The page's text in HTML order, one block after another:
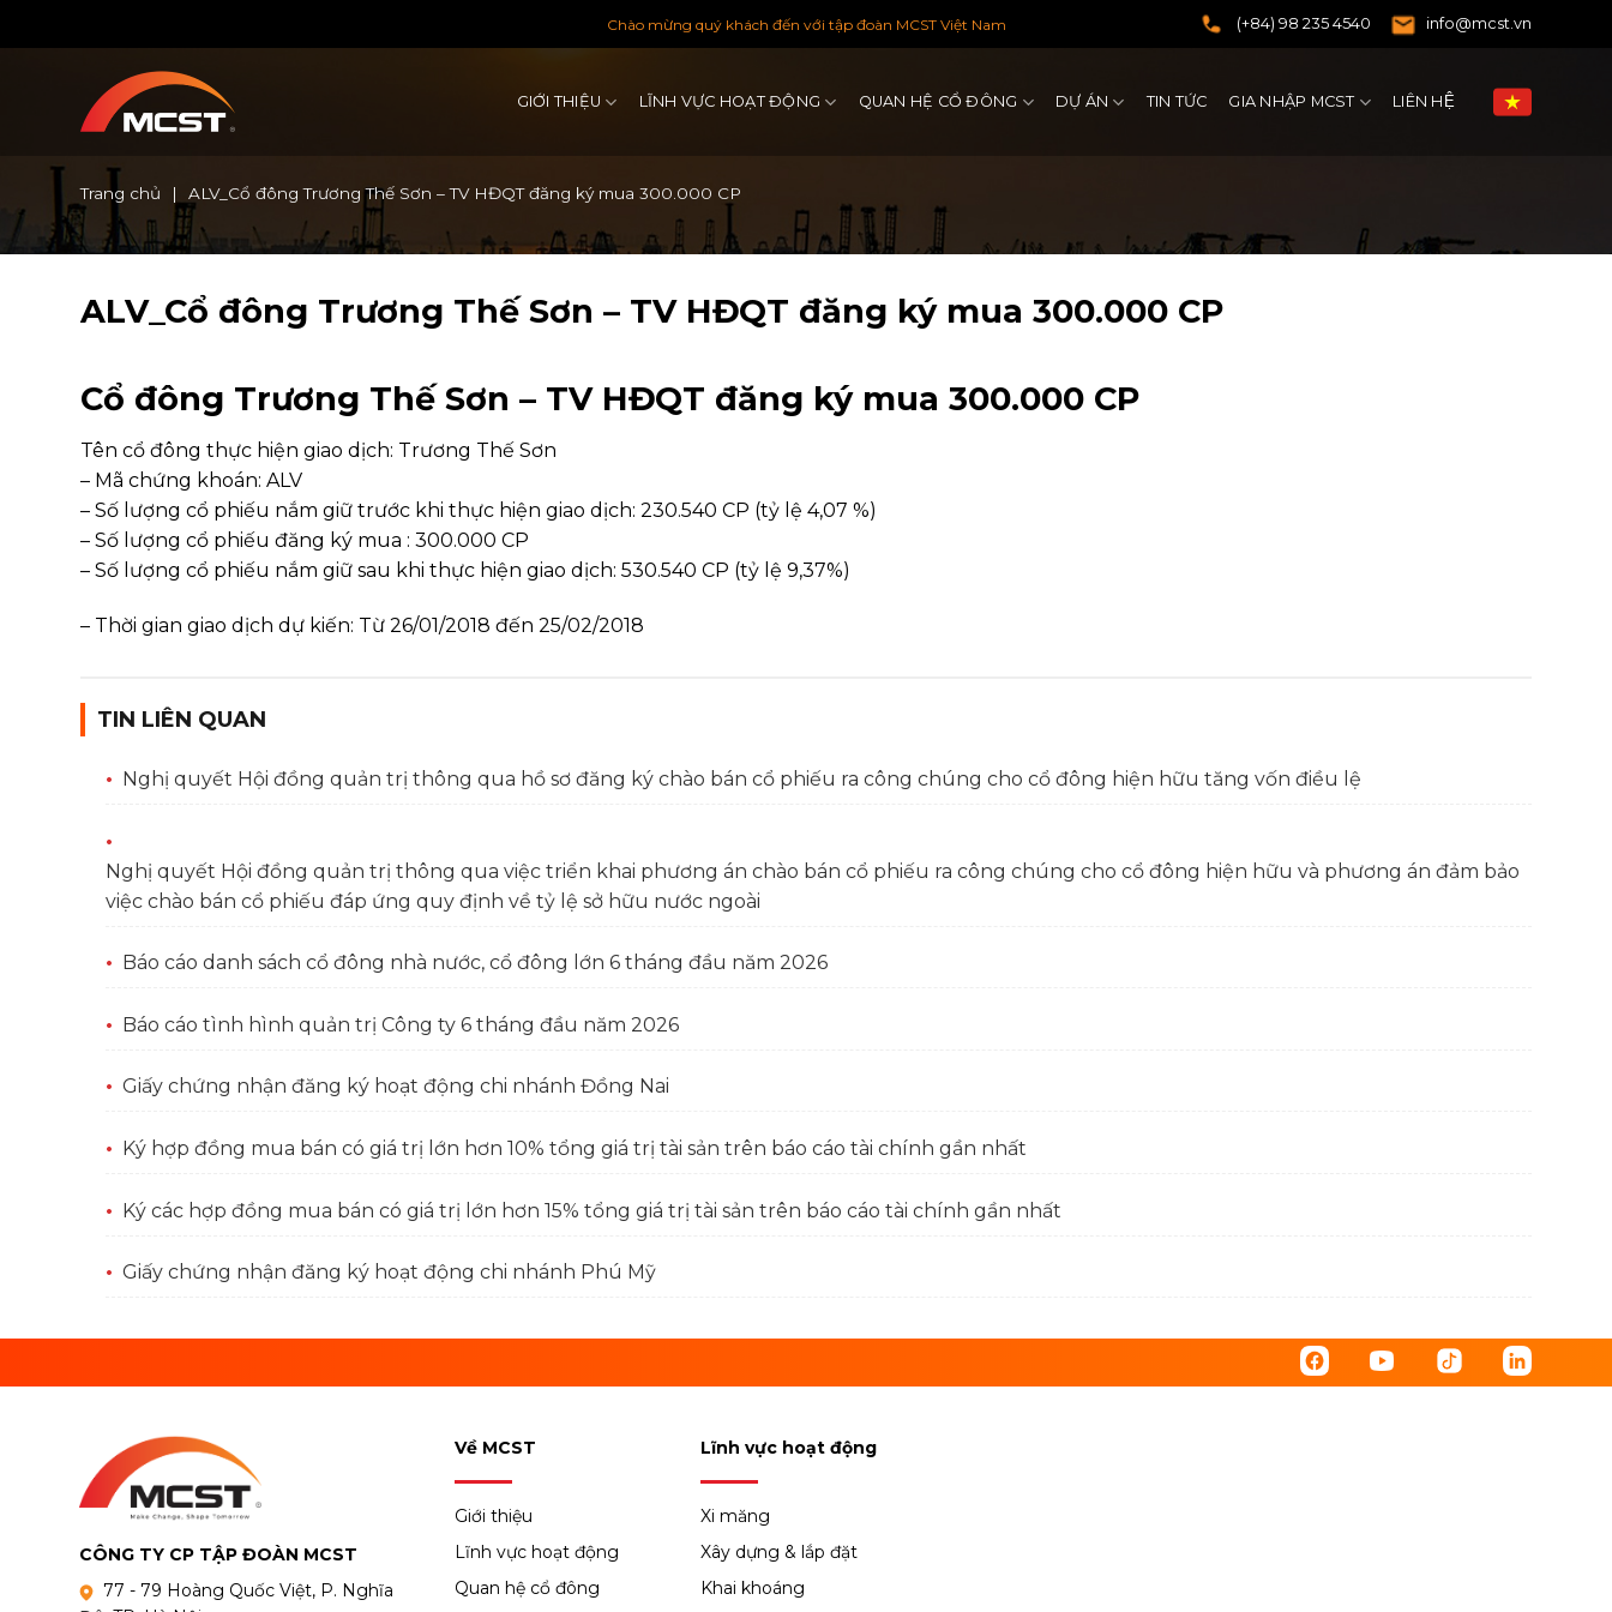
đến
Chào mừng quý khách đến với tập đoàn MCST Việt Nam (+84) 98 235 4540 info@mcst.vn
GIỚI THIỆU LĨNH VỰC HOẠT ĐỘNG QUAN HỆ CỔ ĐÔNG DỰ ÁN TIN TỨC GIA NHẬP MCST LIÊN HỆ
Trang chủ | ALV_Cổ đông Trương Thế Sơn – TV HĐQT đăng ký mua 300.000 CP
ALV_Cổ đông Trương Thế Sơn – TV HĐQT đăng ký mua 300.000 CP
Cổ đông Trương Thế Sơn – TV HĐQT đăng ký mua 300.000 CP
Tên cổ đông thực hiện giao dịch: Trương Thế Sơn
– Mã chứng khoán: ALV
– Số lượng cổ phiếu nắm giữ trước khi thực hiện giao dịch: 230.540 CP (tỷ lệ 4,07 %)
– Số lượng cổ phiếu đăng ký mua : 300.000 CP
– Số lượng cổ phiếu nắm giữ sau khi thực hiện giao dịch: 530.540 CP (tỷ lệ 9,37%)
– Thời gian giao dịch dự kiến: Từ 26/01/2018 đến 25/02/2018
TIN LIÊN QUAN
Nghị quyết Hội đồng quản trị thông qua hồ sơ đăng ký chào bán cổ phiếu ra công chúng cho cổ đông hiện hữu tăng vốn điều lệ
Nghị quyết Hội đồng quản trị thông qua việc triển khai phương án chào bán cổ phiếu ra công chúng cho cổ đông hiện hữu và phương án đảm bảo
việc chào bán cổ phiếu đáp ứng quy định về tỷ lệ sở hữu nước ngoài
Báo cáo danh sách cổ đông nhà nước, cổ đông lớn 6 tháng đầu năm 2026
Báo cáo tình hình quản trị Công ty 6 tháng đầu năm 2026
Giấy chứng nhận đăng ký hoạt động chi nhánh Đồng Nai
Ký hợp đồng mua bán có giá trị lớn hơn 10% tổng giá trị tài sản trên báo cáo tài chính gần nhất
Ký các hợp đồng mua bán có giá trị lớn hơn 15% tổng giá trị tài sản trên báo cáo tài chính gần nhất
Giấy chứng nhận đăng ký hoạt động chi nhánh Phú Mỹ
CÔNG TY CP TẬP ĐOÀN MCST
77 - 79 Hoàng Quốc Việt, P. Nghĩa
Về MCST
Giới thiệu
Lĩnh vực hoạt động
Quan hệ cổ đông
Lĩnh vực hoạt động
Xi măng
Xây dựng & lắp đặt
Khai khoáng